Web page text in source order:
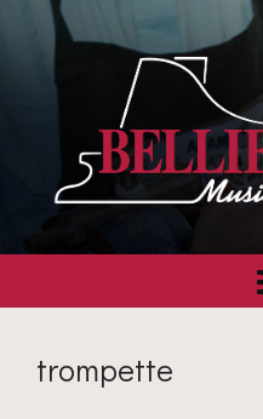
trompette